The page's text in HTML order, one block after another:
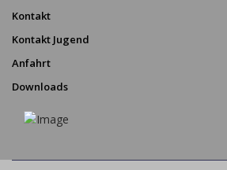
Kontakt
Kontakt Jugend
Anfahrt
Downloads